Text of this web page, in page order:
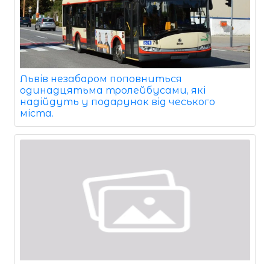
Львів незабаром поповниться
одинадцятьма тролейбусами, які
надійдуть у подарунок від чеського
міста.